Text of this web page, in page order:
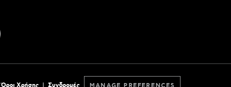
Όροι Χρήσης Συνδρομές